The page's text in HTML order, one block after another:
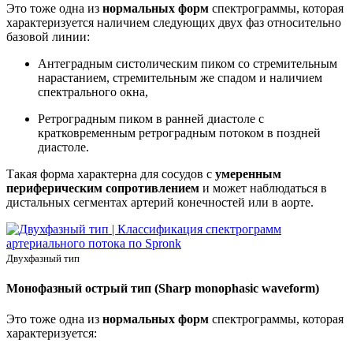
Это тоже одна из нормальных форм спектрограммы, которая
характеризуется наличием следующих двух фаз относительно
базовой линии:
Антеградным систолическим пиком со стремительным
нарастанием, стремительным же спадом и наличием
спектрального окна,
Ретроградным пиком в ранней диастоле с
кратковременным ретроградным потоком в поздней
диастоле.
Такая форма характерна для сосудов с умеренным
периферическим сопротивлением и может наблюдаться в
дистальных сегментах артерий конечностей или в аорте.
Двухфазный тип
Монофазный острый тип (Sharp monophasic waveform)
Это тоже одна из нормальных форм спектрограммы, которая
характеризуется: